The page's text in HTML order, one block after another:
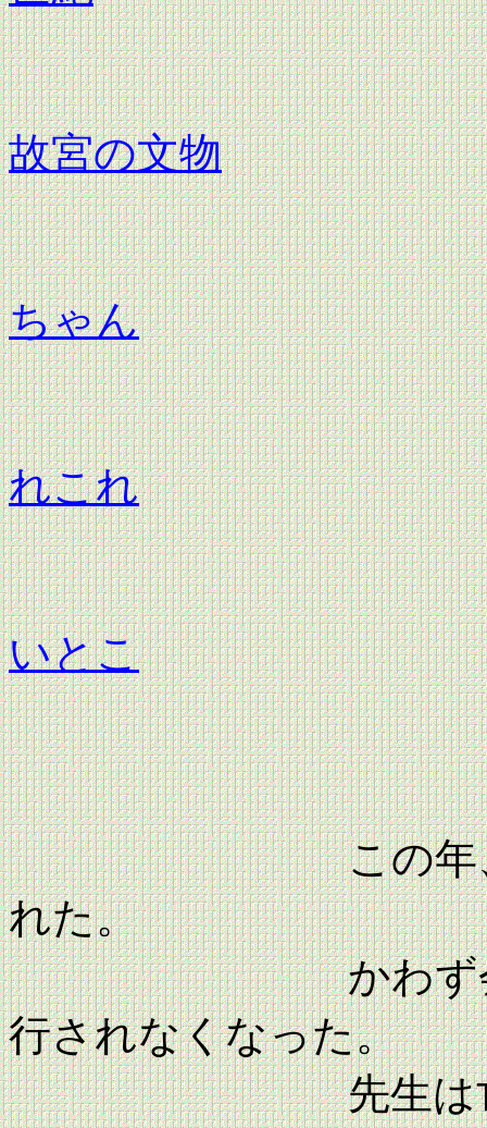
平成
故宮の文物
平成
ちゃん
平成
れこれ
平成
いとこ
この年、敬愛す
れた。
かわず会報も平
行されなくなった。
先生は亡くなっ